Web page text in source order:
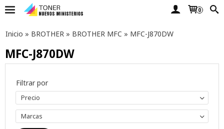
0
Inicio » BROTHER » BROTHER MFC » MFC-J870DW
MFC-J870DW
Filtrar por
Precio
Marcas